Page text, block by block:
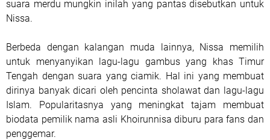
suara merdu mungkin inilah yang pantas disebutkan untuk
Nissa.
Berbeda dengan kalangan muda lainnya, Nissa memilih
untuk menyanyikan lagu-lagu gambus yang khas Timur
Tengah dengan suara yang ciamik. Hal ini yang membuat
dirinya banyak dicari oleh pencinta sholawat dan lagu-lagu
Islam. Popularitasnya yang meningkat tajam membuat
biodata pemilik nama asli Khoirunnisa diburu para fans dan
penggemar.